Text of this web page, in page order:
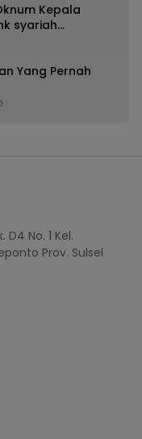
Kepala
syariah
di Banjarmasin
Giro Tidak
Tanggal 11
Yang Pernah
D4 No. 1 Kel.
Prov. Sulsel